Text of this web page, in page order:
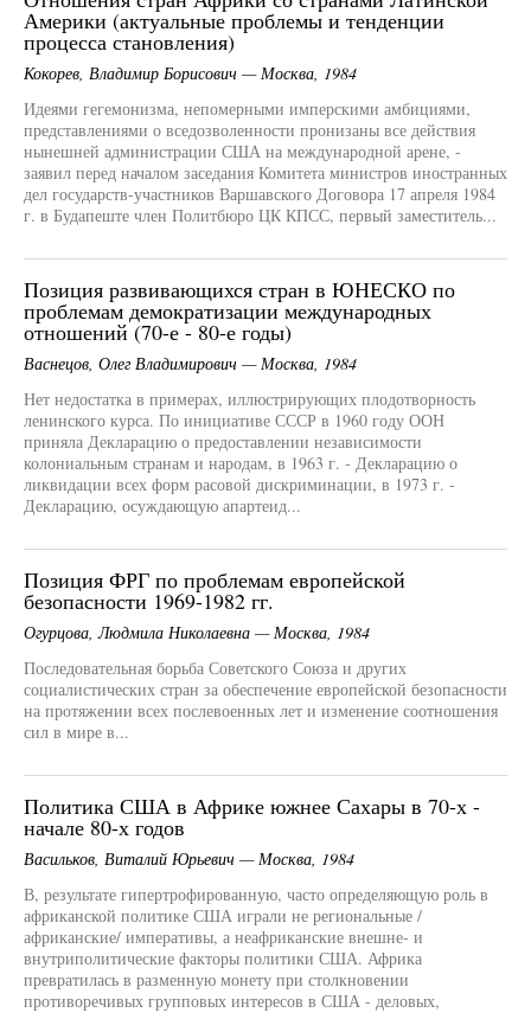
Америки (актуальные проблемы и тенденции
процесса становления)
Кокорев, Владимир Борисович — Москва, 1984
Идеями гегемонизма, непомерными имперскими амбициями,
представлениями о вседозволенности пронизаны все действия
нынешней администрации США на международной арене, -
заявил перед началом заседания Комитета министров иностранных
дел государств-участников Варшавского Договора 17 апреля 1984
г. в Будапеште член Политбюро ЦК КПСС, первый заместитель...
Позиция развивающихся стран в ЮНЕСКО по
проблемам демократизации международных
отношений (70-е - 80-е годы)
Васнецов, Олег Владимирович — Москва, 1984
Нет недостатка в примерах, иллюстрирующих плодотворность
ленинского курса. По инициативе СССР в 1960 году ООН
приняла Декларацию о предоставлении независимости
колониальным странам и народам, в 1963 г. - Декларацию о
ликвидации всех форм расовой дискриминации, в 1973 г. -
Декларацию, осуждающую апартеид...
Позиция ФРГ по проблемам европейской
безопасности 1969-1982 гг.
Огурцова, Людмила Николаевна — Москва, 1984
Последовательная борьба Советского Союза и других
социалистических стран за обеспечение европейской безопасности
на протяжении всех послевоенных лет и изменение соотношения
сил в мире в...
Политика США в Африке южнее Сахары в 70-х -
начале 80-х годов
Васильков, Виталий Юрьевич — Москва, 1984
В, результате гипертрофированную, часто определяющую роль в
африканской политике США играли не региональные /
африканские/ императивы, а неафриканские внешне- и
внутриполитические факторы политики США. Африка
превратилась в разменную монету при столкновении
противоречивых групповых интересов в США - деловых,